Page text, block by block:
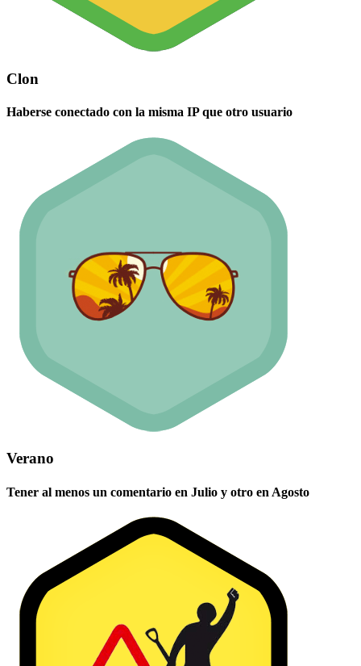
Clon
Haberse conectado con la misma IP que otro usuario
Verano
Tener al menos un comentario en Julio y otro en Agosto